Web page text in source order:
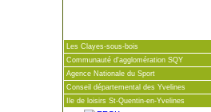
Les Clayes-sous-bois
Communauté d'agglomération SQY
Agence Nationale du Sport
Conseil départemental des Yvelines
Ile de loisirs St-Quentin-en-Yvelines